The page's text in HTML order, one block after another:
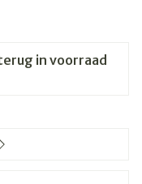
in voorraad